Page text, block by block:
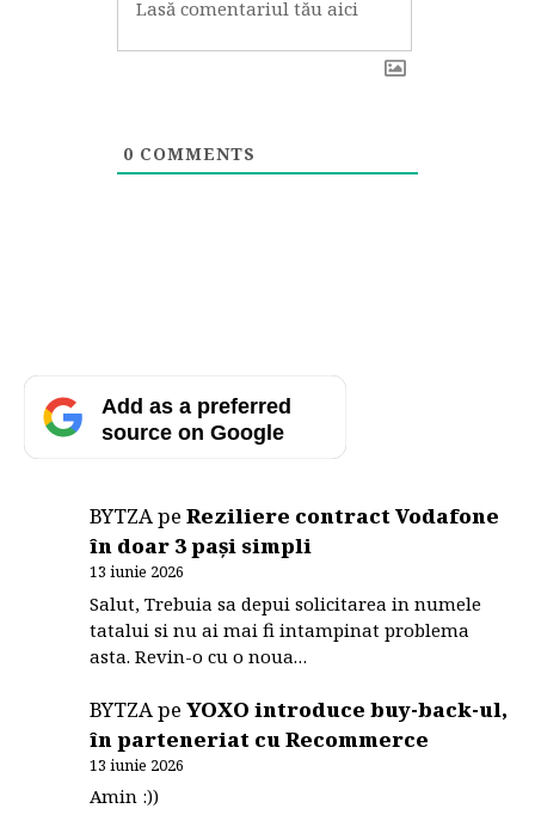
0 COMMENTS
Add as a preferred
source on Google
BYTZApeReziliere contract Vodafone
în doar 3 pași simpli
13 iunie 2026
Salut, Trebuia sa depui solicitarea in numele
tatalui si nu ai mai fi intampinat problema
asta. Revin-o cu o noua…
BYTZA peYOXO introduce buy-back-ul,
în parteneriat cu Recommerce
13 iunie 2026
Amin :))